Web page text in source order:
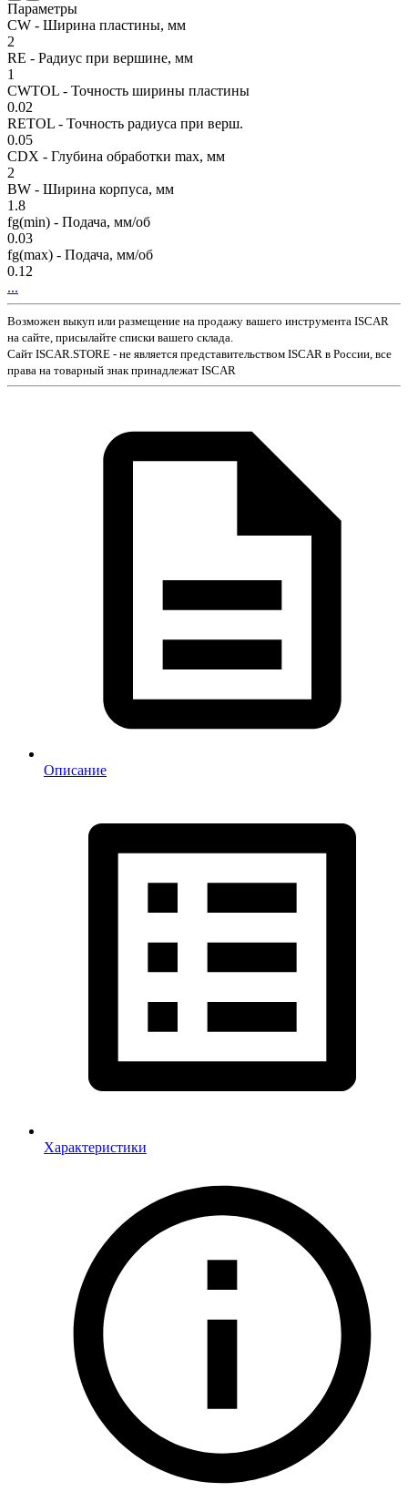
Параметры
CW - Ширина пластины, мм
2
RE - Радиус при вершине, мм
1
CWTOL - Точность ширины пластины
0.02
RETOL - Точность радиуса при верш.
0.05
CDX - Глубина обработки max, мм
2
BW - Ширина корпуса, мм
1.8
fg(min) - Подача, мм/об
0.03
fg(max) - Подача, мм/об
0.12
...
Возможен выкуп или размещение на продажу вашего инструмента ISCAR
на сайте, присылайте списки вашего склада.
Сайт ISCAR.STORE - не является представительством ISCAR в России, все
права на товарный знак принадлежат ISCAR
Описание
Характеристики